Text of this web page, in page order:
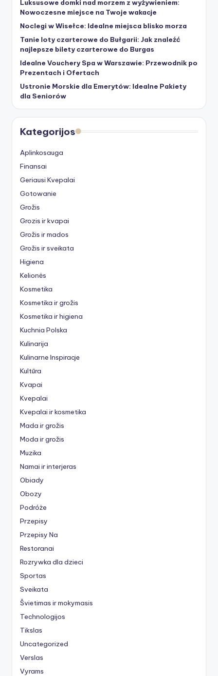
Luksusowe domki nad morzem z wyżywieniem:
Nowoczesne miejsce na Twoje wakacje
Noclegi w Wisełce: Idealne miejsca blisko morza
Tanie loty czarterowe do Bułgarii: Jak znaleźć
najlepsze bilety czarterowe do Burgas
Idealne Vouchery Spa w Warszawie: Przewodnik po
Prezentach i Ofertach
Ustronie Morskie dla Emerytów: Idealne Pakiety
dla Seniorów
Kategorijos
Aplinkosauga
Finansai
Geriausi Kvepalai
Gotowanie
Grožis
Grozis ir kvapai
Grožis ir mados
Grožis ir sveikata
Higiena
Kelionės
Kosmetika
Kosmetika ir grožis
Kosmetika ir higiena
Kuchnia Polska
Kulinarija
Kulinarne Inspiracje
Kultūra
Kvapai
Kvepalai
Kvepalai ir kosmetika
Mada ir grožis
Moda ir grožis
Muzika
Namai ir interjeras
Obiady
Obozy
Podróże
Przepisy
Przepisy Na
Restoranai
Rozrywka dla dzieci
Sportas
Sveikata
Švietimas ir mokymasis
Technologijos
Tikslas
Uncategorized
Verslas
Vyrams